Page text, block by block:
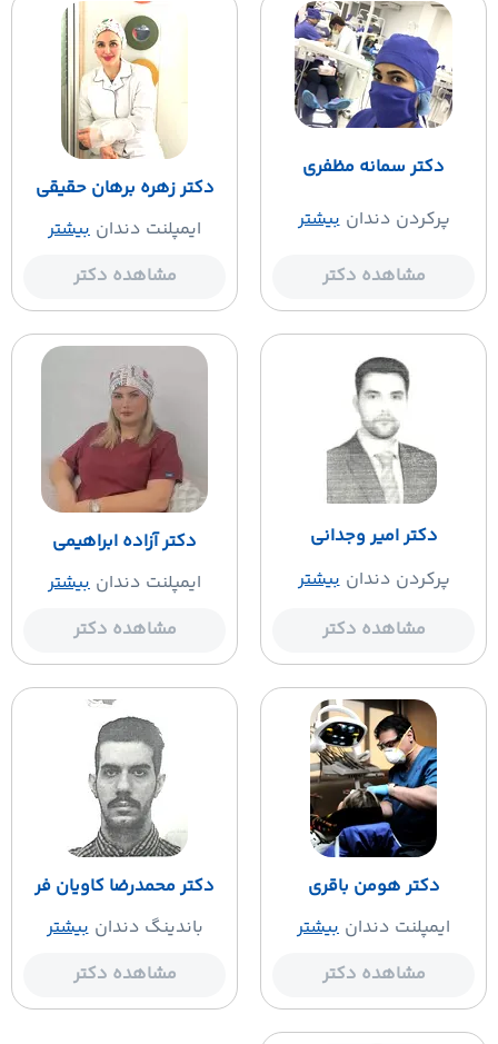
دکتر سمانه مظفری
پرکردن دندان بیشتر
مشاهده دکتر
دکتر زهره برهان حقیقی
ایمپلنت دندان بیشتر
مشاهده دکتر
دکتر امیر وجدانی
پرکردن دندان بیشتر
مشاهده دکتر
دکتر آزاده ابراهیمی
ایمپلنت دندان بیشتر
مشاهده دکتر
دکتر هومن باقری
ایمپلنت دندان بیشتر
مشاهده دکتر
دکتر محمدرضا کاویان فر
باندینگ دندان بیشتر
مشاهده دکتر